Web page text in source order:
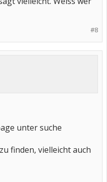
#8
unter suche
finden, vielleicht auch